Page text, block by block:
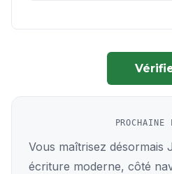
PROCHAINE
Vous maîtrisez désormais
écriture moderne, côté